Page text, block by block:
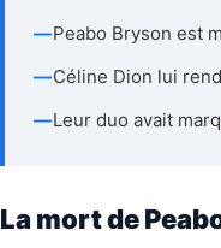
—Peabo Bryson est
—Céline Dion lui
—Leur duo avait
La mort de